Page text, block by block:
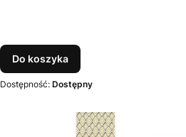
Do koszyka
Dostępność: Dostępny